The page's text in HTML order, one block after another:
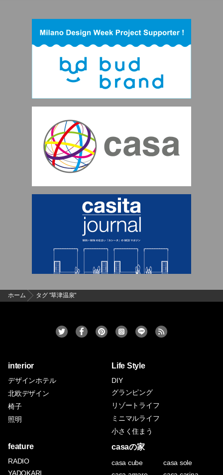
ホーム タグ "草津温泉"
interior
デザインホテル
北欧デザイン
椅子
照明
Life Style
DIY
グランピング
リゾートライフ
ミニマルライフ
小さく住まう
feature
RADIO
YADOKARI
casaの家
casa cube
casa sole